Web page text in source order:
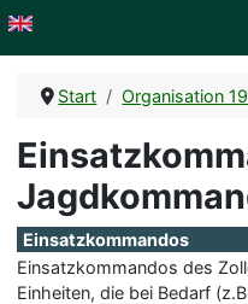
English
Start Organisation
Einsatzkommandos
Einsatzkommandos des
Einheiten, die bei Bedarf